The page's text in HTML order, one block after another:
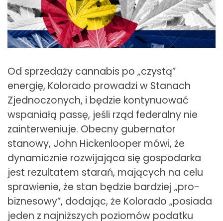
Od sprzedaży cannabis po „czystą”
energię, Kolorado prowadzi w Stanach
Zjednoczonych, i będzie kontynuować
wspaniałą passę, jeśli rząd federalny nie
zainterweniuje. Obecny gubernator
stanowy, John Hickenlooper mówi, że
dynamicznie rozwijająca się gospodarka
jest rezultatem starań, mających na celu
sprawienie, że stan będzie bardziej „pro-
biznesowy”, dodając, że Kolorado „posiada
jeden z najniższych poziomów podatku